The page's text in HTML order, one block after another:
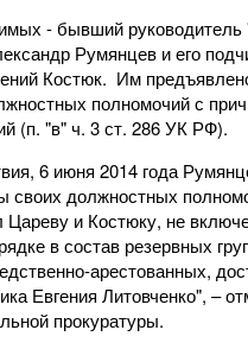
- бывший руководитель
Румянцев и его
Костюк. Им
полномочий с
(п. "в" ч. 3 ст. 286 УК РФ).
6 июня 2014 года
своих должностных
Цареву и Костюку, не
в состав резервных
арестованных,
Евгения Литовченко", –
прокуратуры.